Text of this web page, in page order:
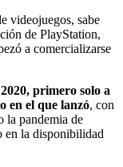
videojuegos, sabe
de PlayStation,
a comercializarse
primero solo a
en el que lanzó, con
la pandemia de
en la disponibilidad